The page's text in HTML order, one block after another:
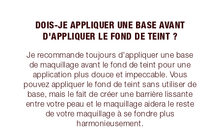
DOIS-JE APPLIQUER UNE BASE AVANT
D'APPLIQUER LE FOND DE TEINT ?
Je recommande toujours d'appliquer une base
de maquillage avant le fond de teint pour une
application plus douce et impeccable. Vous
pouvez appliquer le fond de teint sans utiliser de
base, mais le fait de créer une barrière lissante
entre votre peau et le maquillage aidera le reste
de votre maquillage à se fondre plus
harmonieusement.